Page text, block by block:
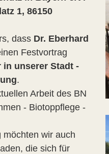
1, 86150
dass Dr. Eberhard
Festvortrag
in unserer Stadt -
.
Arbeit des BN
- Biotoppflege -
wir auch
die sich für